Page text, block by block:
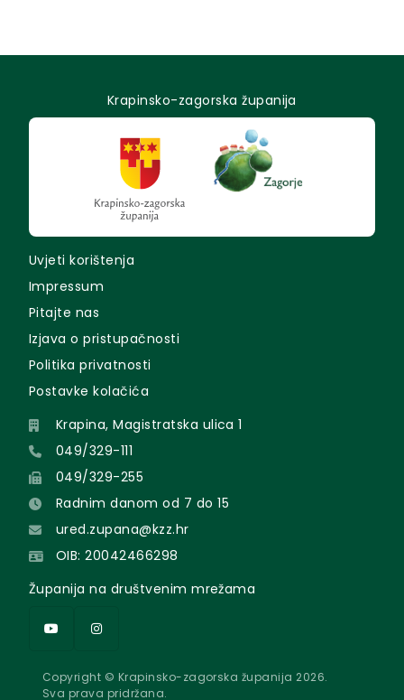
Krapinsko-zagorska županija
Uvjeti korištenja
Impressum
Pitajte nas
Izjava o pristupačnosti
Politika privatnosti
Postavke kolačića
Krapina, Magistratska ulica 1
049/329-111
049/329-255
Radnim danom od 7 do 15
ured.zupana@kzz.hr
OIB: 20042466298
Županija na društvenim mrežama
Copyright © Krapinsko-zagorska županija 2026.
Sva prava pridržana.